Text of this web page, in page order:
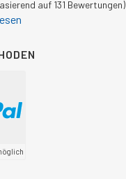
auf 131 Bewertungen)